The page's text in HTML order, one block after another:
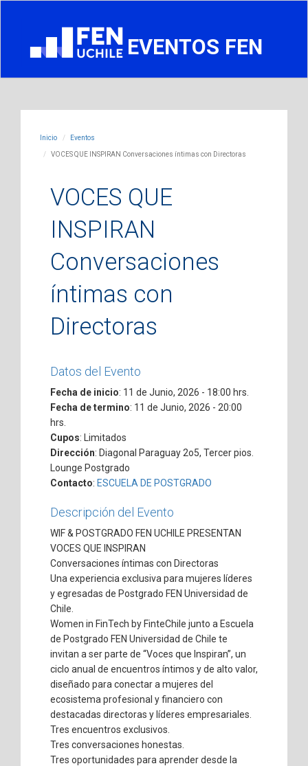
EVENTOS FEN
Inicio Eventos
VOCES QUE INSPIRAN Conversaciones íntimas con Directoras
VOCES QUE
INSPIRAN
Conversaciones
íntimas con
Directoras
Datos del Evento
Fecha de inicio: 11 de Junio, 2026 - 18:00 hrs.
Fecha de termino: 11 de Junio, 2026 - 20:00
hrs.
Cupos: Limitados
Dirección: Diagonal Paraguay 2o5, Tercer pios.
Lounge Postgrado
Contacto: ESCUELA DE POSTGRADO
Descripción del Evento
WIF & POSTGRADO FEN UCHILE PRESENTAN
VOCES QUE INSPIRAN
Conversaciones íntimas con Directoras
Una experiencia exclusiva para mujeres líderes
y egresadas de Postgrado FEN Universidad de
Chile.
Women in FinTech by FinteChile junto a Escuela
de Postgrado FEN Universidad de Chile te
invitan a ser parte de “Voces que Inspiran”, un
ciclo anual de encuentros íntimos y de alto valor,
diseñado para conectar a mujeres del
ecosistema profesional y financiero con
destacadas directoras y líderes empresariales.
Tres encuentros exclusivos.
Tres conversaciones honestas.
Tres oportunidades para aprender desde la